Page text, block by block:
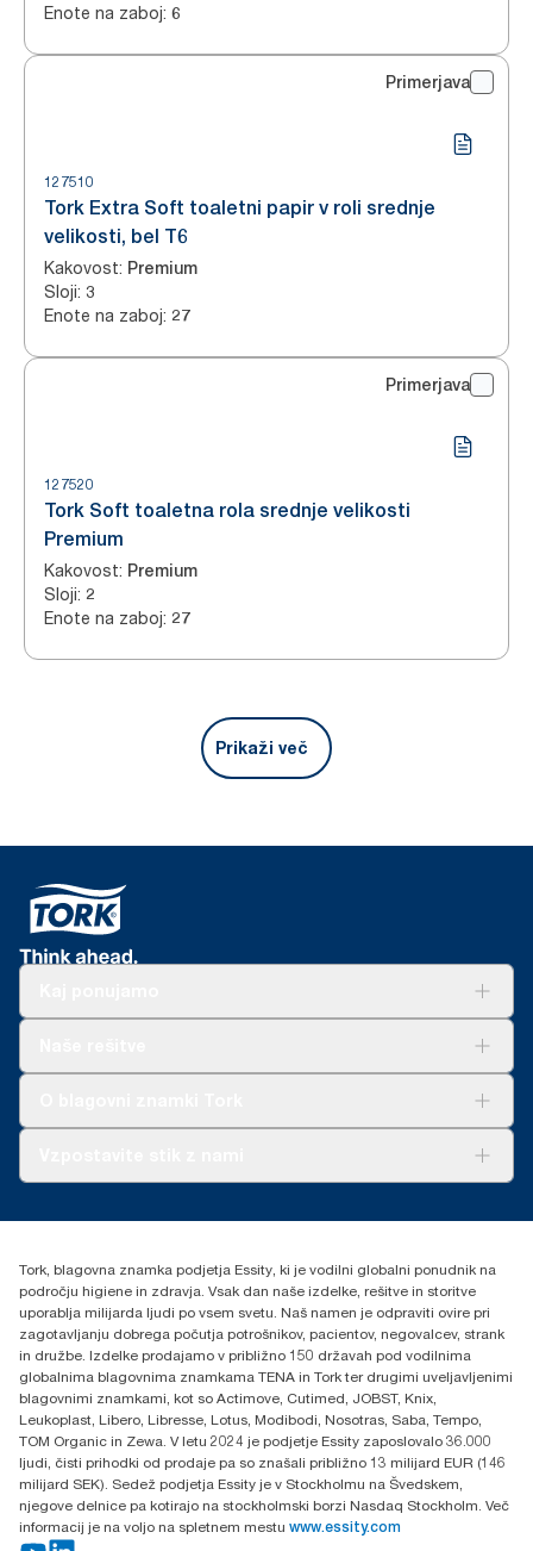
Enote na zaboj: 6
Primerjava
127510
Tork Extra Soft toaletni papir v roli srednje
velikosti, bel T6
Kakovost: Premium
Sloji: 3
Enote na zaboj: 27
Primerjava
127520
Tork Soft toaletna rola srednje velikosti
Premium
Kakovost: Premium
Sloji: 2
Enote na zaboj: 27
Prikaži več
Essity Hungary Kft. Professional Hygiene
Budakeszi út 51.
Tork, blagovna znamka podjetja Essity, ki je vodilni globalni ponudnik na
področju higiene in zdravja. Vsak dan naše izdelke, rešitve in storitve
uporablja milijarda ljudi po vsem svetu. Naš namen je odpraviti ovire pri
zagotavljanju dobrega počutja potrošnikov, pacientov, negovalcev, strank
in družbe. Izdelke prodajamo v približno 150 državah pod vodilnima
globalnima blagovnima znamkama TENA in Tork ter drugimi uveljavljenimi
blagovnimi znamkami, kot so Actimove, Cutimed, JOBST, Knix,
Leukoplast, Libero, Libresse, Lotus, Modibodi, Nosotras, Saba, Tempo,
TOM Organic in Zewa. V letu 2024 je podjetje Essity zaposlovalo 36.000
ljudi, čisti prihodki od prodaje pa so znašali približno 13 milijard EUR (146
milijard SEK). Sedež podjetja Essity je v Stockholmu na Švedskem,
njegove delnice pa kotirajo na stockholmski borzi Nasdaq Stockholm. Več
informacij je na voljo na spletnem mestu www.essity.com